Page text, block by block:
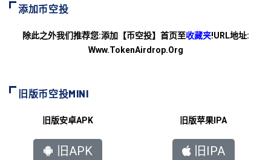
添加币空投
除此之外我们推荐您:添加【币空投】首页至收藏夹!URL地址:
Www.TokenAirdrop.Org
旧版币空投MINI
旧版安卓APK
旧APK
旧版苹果IPA
旧IPA